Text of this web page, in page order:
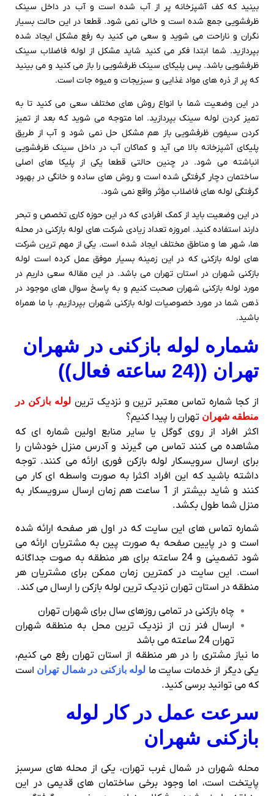
بینید که کف آشپزخانه پر از آب شده است و آب در داخل سینک
ظرفشویی جمع شده است و خالی نمی شود. قطعا در این حالت بسیار
نگران و ناراحت می شوید و سعی می کنید به رفع مشکل ایجاد شده
بپردازید. شما ابتدا فکر می کنید شاید مشکل از لوله فاضلاب سینک
ظرفشویی باشد. پس پلیکای سینک ظرفشویی را باز می کنید و می بینید
که پر از ذره های مواد غذایی و سبزیجات و میوه جات است.
در این وضعیت شما با انواع روش های مختلف سعی می کنید تا به
تمیز کردن لوله سینک بپردازید. اما متوجه می شوید که بعد از تمیز
کردن سیفون ظرفشویی باز هم مشکل حل نمی شود و آب از طریق
پلیکای آشپزخانه بالا می آید و کماکان آب در داخل سینک ظرفشویی
انباشته می شود. در چنین حالتی قطعا یکی از پلیکا های اصلی
ساختمان دچار گرفتگی شده است و روش های ساده و خانگی در بهبود
گرفتگی لوله های فاضلاب مؤثر واقع نمی شود.
در این وضعیت باید از کمک افرادی که در این حوزه کاری تخصص و تبحر
دارند استفاده کنید. امروزه تعداد زیادی شرکت های لوله بازکنی در محله
ها، شهر ها و مناطق مختلف ایجاد شده است. یکی از مهم ترین شرکت‌
های لوله بازکنی که در این زمینه بسیار موفق عمل کرده است لوله
بازکنی شهران در استان تهران می باشد. در این مقاله سعی داریم در
مورد لوله بازکنی شهران صحبت کنیم و به پاسخ سوال های موجود در
ذهن شما در مورد خصوصیات لوله بازکنی شهران بپردازیم. با ما همراه
باشید.
شماره لوله بازکنی در شهران
تهران ((24 ساعته فعال))
از کجا شماره تماس معتبر ترین و نزدیک ترینلوله بازکن در
منطقه شهران تهران را پیدا کنیم؟
اکثر افراد از روی گوگل یا سایر منابع اولین شماره ای که
مشاهده می کنند تماس می گیرند و آدرس منزل خودشان را
برای ارسال سرویسکار لوله بازکن فوری ارائه می کنند. توجه
داشته باشید که این افراد اکثرا به صورت واسطه ای کار می
کنند و شاید بیشتر از 1 ساعت هم زمان ارسال سرویسکار به
منزل شما طول بکشد.
شماره تماس های این سایت که در اول هر صفحه ارائه شده
است و در پایین صفحه به صورت پین به مشتریان ارائه می
شود تضمینی و 24 ساعته برای هر منطقه به صوت جداگانه
است. این سایت در کمترین زمان ممکن برای مشتریان هر
منطقه در استان تهران نزدیک ترین لوله بازکن را ارسال می کند.
چاه بازکنی در تمامی روزهای سال برای شهران تهران
ارسال فنر زن از نزدیک ترین محل به منطقه شهران
تهران 24 ساعته می باشد
ما نیاز مشتری را در هر منطقه از استان تهران رفع می کنیم،
یکی دیگر از خدمات سایت مالوله بازکنی در شمال تهران است
که می توانید برسی کنید.
سرعت عمل در کار لوله
بازکنی شهران
محله شهران در شمال غرب تهران، یکی از محله های سرسبز
پایتخت است، اما وجود برخی ساختمان های قدیمی در این